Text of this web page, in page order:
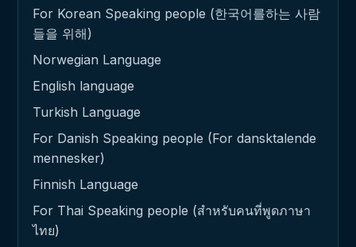
For Korean Speaking people (한국어를하는 사람
들을 위해)
Norwegian Language
English language
Turkish Language
For Danish Speaking people (For dansktalende
mennesker)
Finnish Language
For Thai Speaking people (สำหรับคนที่พูดภาษา
ไทย)